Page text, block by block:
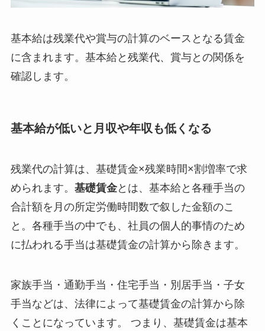
基本給は残業代や賞与の計算のベースとなる賃金
に含まれます。基本給と残業代、賞与との関係を
確認します。
基本給が低いと月収や年収も低くなる
残業代の計算は、基礎賃金×残業時間×割増率で求
められます。 基礎賃金とは、基本給と各種手当の
合計額を月の所定労働時間数で叙した金額のこ
と。各種手当の中でも、社員の個人的事情のため
に払われる手当は基礎賃金の計算から除きます。
家族手当・通勤手当・住宅手当・別居手当・子女
手当などは、法律によって基礎賃金の計算から除
くことになっています。 つまり、基礎賃金は基本